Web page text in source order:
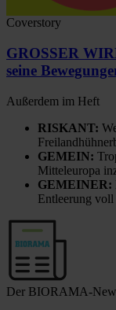
Coverstory
GROSSER
seine
Außerdem im Heft
RISKANT:
GEMEIN:
Mitteleuropa
GEMEINER:
Entleerung
Der BIORAMA-